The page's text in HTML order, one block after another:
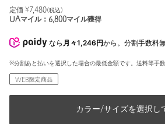
定価 ¥7,480(税込)
UAマイル： 6,800マイル獲得
なら 月々1,246円から。分割手数料
※分割あと払いを選択した場合の最低金額です。送料等手数
WEB限定商品
カラー/サイズを選択し